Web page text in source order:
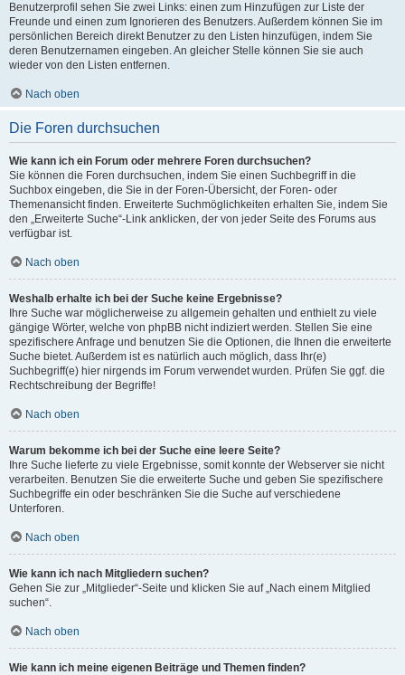
Benutzerprofil sehen Sie zwei Links: einen zum Hinzufügen zur Liste der
Freunde und einen zum Ignorieren des Benutzers. Außerdem können Sie im
persönlichen Bereich direkt Benutzer zu den Listen hinzufügen, indem Sie
deren Benutzernamen eingeben. An gleicher Stelle können Sie sie auch
wieder von den Listen entfernen.
Nach oben
Die Foren durchsuchen
Wie kann ich ein Forum oder mehrere Foren durchsuchen?
Sie können die Foren durchsuchen, indem Sie einen Suchbegriff in die
Suchbox eingeben, die Sie in der Foren-Übersicht, der Foren- oder
Themenansicht finden. Erweiterte Suchmöglichkeiten erhalten Sie, indem Sie
den „Erweiterte Suche“-Link anklicken, der von jeder Seite des Forums aus
verfügbar ist.
Nach oben
Weshalb erhalte ich bei der Suche keine Ergebnisse?
Ihre Suche war möglicherweise zu allgemein gehalten und enthielt zu viele
gängige Wörter, welche von phpBB nicht indiziert werden. Stellen Sie eine
spezifischere Anfrage und benutzen Sie die Optionen, die Ihnen die erweiterte
Suche bietet. Außerdem ist es natürlich auch möglich, dass Ihr(e)
Suchbegriff(e) hier nirgends im Forum verwendet wurden. Prüfen Sie ggf. die
Rechtschreibung der Begriffe!
Nach oben
Warum bekomme ich bei der Suche eine leere Seite?
Ihre Suche lieferte zu viele Ergebnisse, somit konnte der Webserver sie nicht
verarbeiten. Benutzen Sie die erweiterte Suche und geben Sie spezifischere
Suchbegriffe ein oder beschränken Sie die Suche auf verschiedene
Unterforen.
Nach oben
Wie kann ich nach Mitgliedern suchen?
Gehen Sie zur „Mitglieder“-Seite und klicken Sie auf „Nach einem Mitglied
suchen“.
Nach oben
Wie kann ich meine eigenen Beiträge und Themen finden?